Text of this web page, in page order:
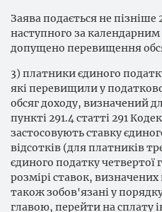
Заява подається не пізніше
наступного за
допущено перевищення
3) платники єдиного
які перевищили у
обсяг доходу, визначений
пункті 291.4 статті 291
застосовують ставку
відсотків (для платників
єдиного податку четвертої
розмірі ставок,
також зобов'язані у
главою, перейти на сплату